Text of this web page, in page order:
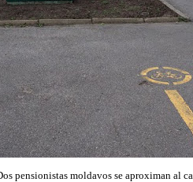
pensionistas moldavos se aproximan al